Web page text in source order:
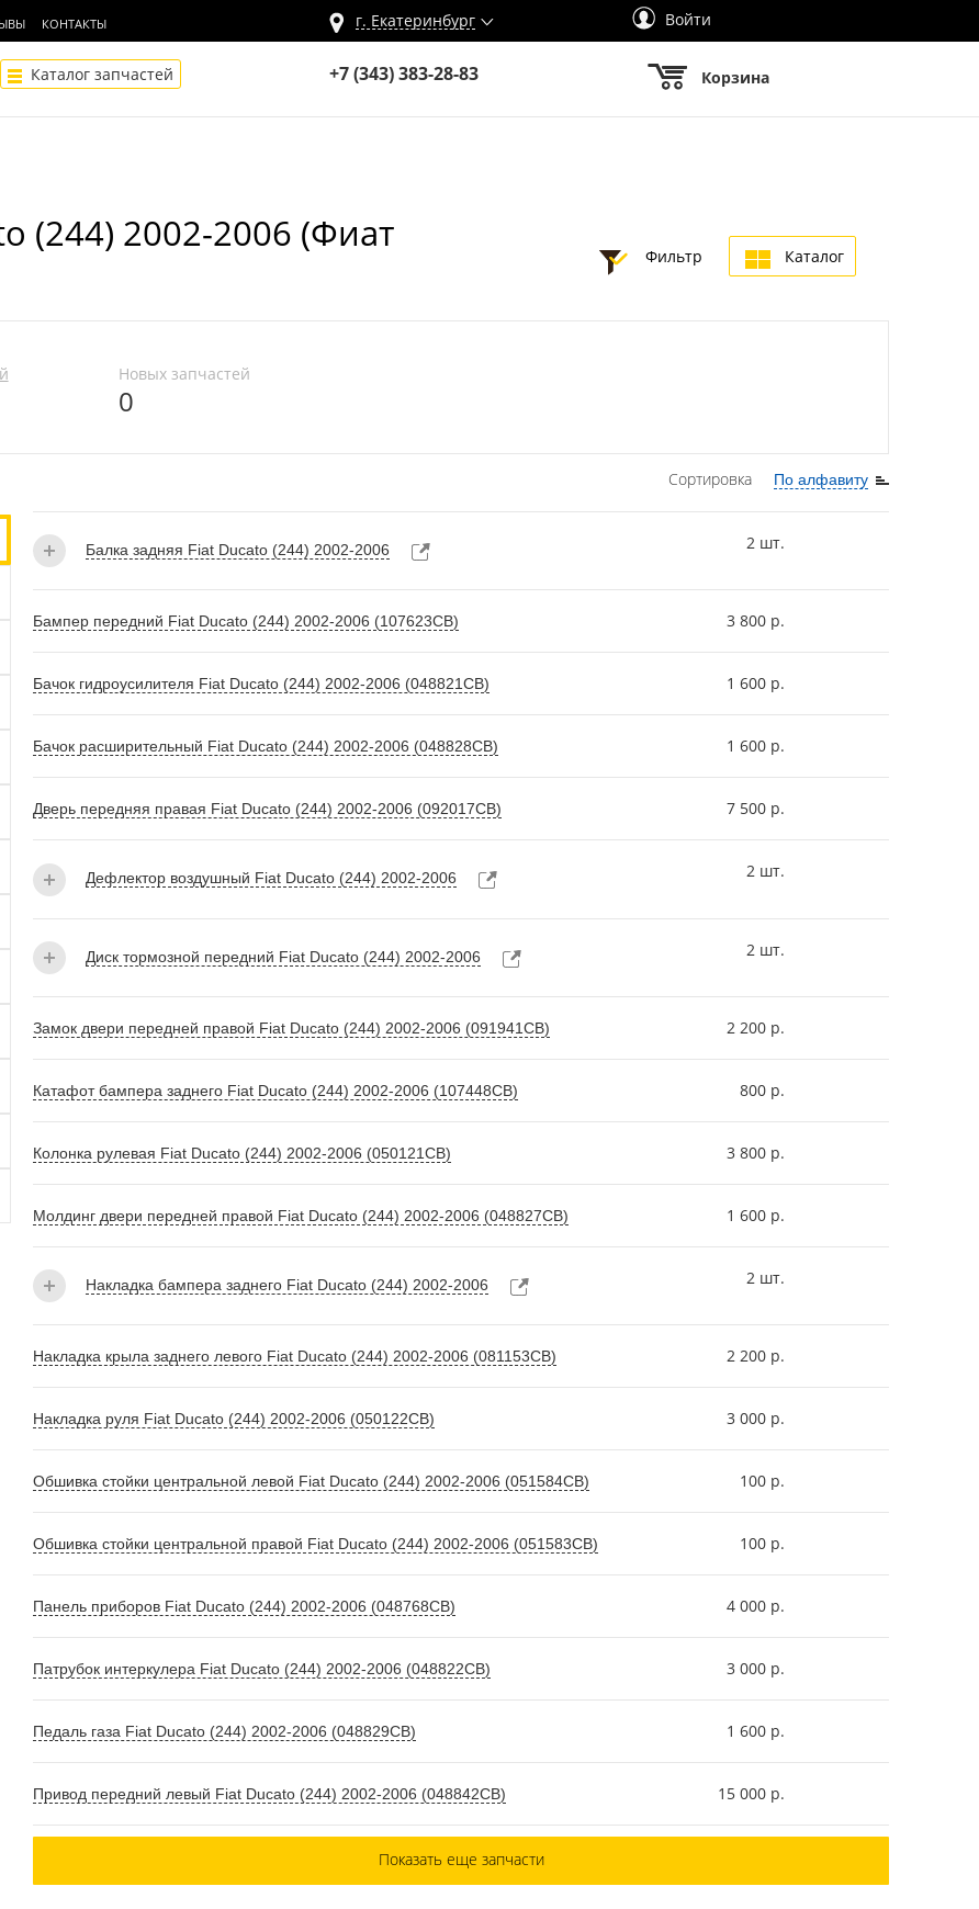
КОНТАКТЫ г. Екатеринбург Войти
Каталог запчастей +7 (343) 383-28-83 Корзина
(244) 2002-2006 (Фиат
Фильтр Каталог
Новых запчастей
0
Сортировка По алфавиту
Балка задняя Fiat Ducato (244) 2002-2006 2 шт.
Бампер передний Fiat Ducato (244) 2002-2006 (107623СВ) 3 800 р.
Бачок гидроусилителя Fiat Ducato (244) 2002-2006 (048821СВ) 1 600 р.
Бачок расширительный Fiat Ducato (244) 2002-2006 (048828СВ) 1 600 р.
Дверь передняя правая Fiat Ducato (244) 2002-2006 (092017СВ) 7 500 р.
Дефлектор воздушный Fiat Ducato (244) 2002-2006 2 шт.
Диск тормозной передний Fiat Ducato (244) 2002-2006 2 шт.
Замок двери передней правой Fiat Ducato (244) 2002-2006 (091941СВ) 2 200 р.
Катафот бампера заднего Fiat Ducato (244) 2002-2006 (107448СВ) 800 р.
Колонка рулевая Fiat Ducato (244) 2002-2006 (050121СВ) 3 800 р.
Молдинг двери передней правой Fiat Ducato (244) 2002-2006 (048827СВ) 1 600 р.
Накладка бампера заднего Fiat Ducato (244) 2002-2006 2 шт.
Накладка крыла заднего левого Fiat Ducato (244) 2002-2006 (081153СВ) 2 200 р.
Накладка руля Fiat Ducato (244) 2002-2006 (050122СВ) 3 000 р.
Обшивка стойки центральной левой Fiat Ducato (244) 2002-2006 (051584СВ) 100 р.
Обшивка стойки центральной правой Fiat Ducato (244) 2002-2006 (051583СВ) 100 р.
Панель приборов Fiat Ducato (244) 2002-2006 (048768СВ) 4 000 р.
Патрубок интеркулера Fiat Ducato (244) 2002-2006 (048822СВ) 3 000 р.
Педаль газа Fiat Ducato (244) 2002-2006 (048829СВ) 1 600 р.
Привод передний левый Fiat Ducato (244) 2002-2006 (048842СВ) 15 000 р.
Показать еще запчасти